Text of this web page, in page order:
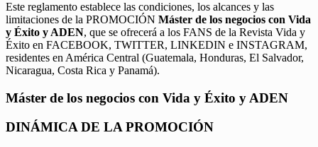
Este reglamento establece las condiciones, los alcances y las
limitaciones de la PROMOCIÓN Máster de los negocios con Vida
y Éxito y ADEN, que se ofrecerá a los FANS de la Revista Vida y
Éxito en FACEBOOK, TWITTER, LINKEDIN e INSTAGRAM,
residentes en América Central (Guatemala, Honduras, El Salvador,
Nicaragua, Costa Rica y Panamá).
Máster de los negocios con Vida y Éxito y ADEN
DINÁMICA DE LA PROMOCIÓN